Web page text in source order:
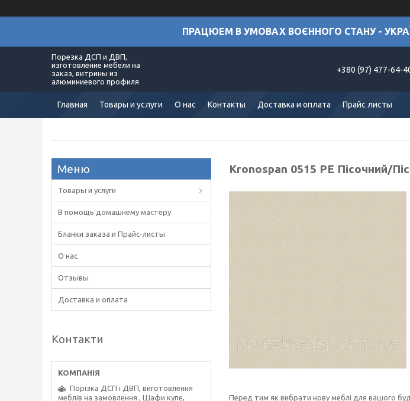
ПРАЦЮЕМ В УМОВАХ ВОЄННОГО СТАНУ -
Порезка ДСП и ДВП,
изготовление мебели на
заказ, витрины из
алюминиевого профиля
+380 (97) 477-64-
Главная Товары и услуги О нас Контакты Доставка и оплата Прайс листы
Kronospan 0515 РЕ Пісочний/
Перед тим як вибрати нову меблі для вашого
Товары и услуги
В помощь домашнему мастеру
Бланки заказа и Прайс-листы
О нас
Отзывы
Доставка и оплата
Контакти
Порізка ДСП і ДВП, виготовлення
меблів на замовлення , Шафи купе,